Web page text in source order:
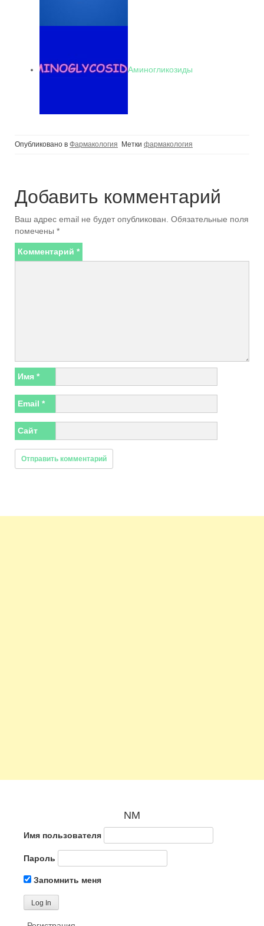
Аминогликозиды
Опубликовано в Фармакология Метки фармакология
Добавить комментарий
Ваш адрес email не будет опубликован. Обязательные поля
помечены *
Комментарий *
Имя *
Email *
Сайт
NM
Имя пользователя
Пароль
Запомнить меня